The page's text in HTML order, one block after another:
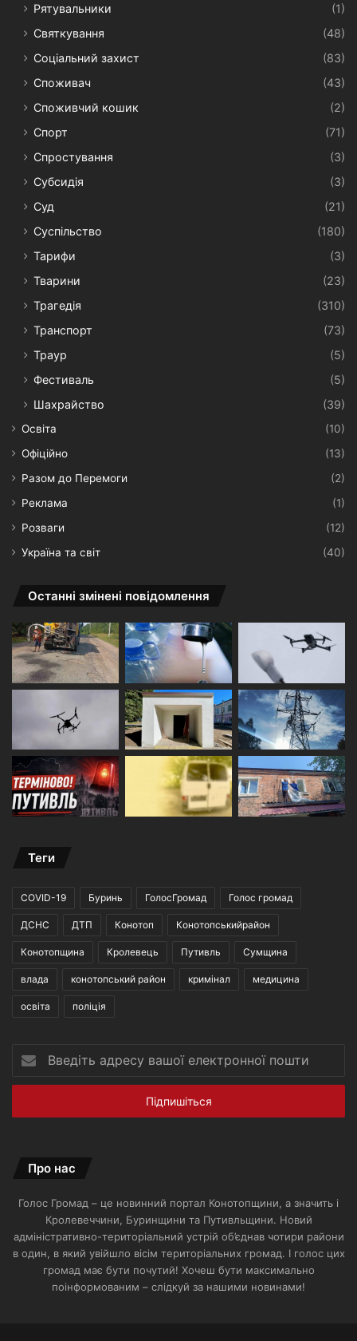
Рятувальники
(1)
Святкування
(48)
Соціальний захист
(83)
Споживач
(43)
Споживчий кошик
(2)
Спорт
(71)
Спростування
(3)
Субсидія
(3)
Суд
(21)
Суспільство
(180)
Тарифи
(3)
Тварини
(23)
Трагедія
(310)
Транспорт
(73)
Траур
(5)
Фестиваль
(5)
Шахрайство
(39)
Освіта
(10)
Офіційно
(13)
Разом до Перемоги
(2)
Реклама
(1)
Розваги
(12)
Україна та світ
(40)
Останні змінені повідомлення
Теги
COVID-19 Буринь ГолосГромад Голос громад
ДСНС ДТП Конотоп Конотопськийрайон
Конотопщина Кролевець Путивль Сумщина
влада конотопський район кримінал медицина
освіта поліція
адресу
вашої
пошти
Про нас
Голос Громад – це новинний портал Конотопщини, а значить і
Кролевеччини, Буринщини та Путивльщини. Новий
адміністративно-територіальний устрій об’єднав чотири райони
в один, в який увійшло вісім територіальних громад. І голос цих
громад має бути почутий! Хочеш бути максимально
поінформованим – слідкуй за нашими новинами!